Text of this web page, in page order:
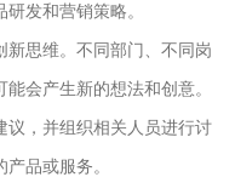
发和营销策略。
思维。不同部门、不同岗
会产生新的想法和创意。
议，并组织相关人员进行讨
品或服务。